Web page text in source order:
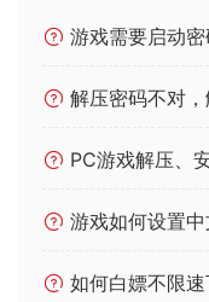
游戏需要启动
解压密码不对
PC游戏解压、
游戏如何设置中
如何白嫖不限速